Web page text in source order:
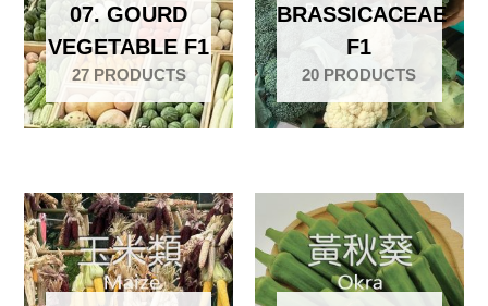
07. GOURD
VEGETABLE F1
27 PRODUCTS
BRASSICACEAE
F1
20 PRODUCTS